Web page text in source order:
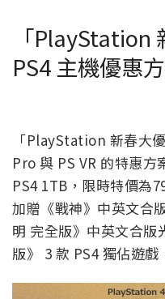
「PlayStation
PS4 主機優惠
「PlayStation 新春大
Pro 與 PS VR 的特惠方
PS4 1TB，限時特價為
加贈《戰神》中英文合
明 完全版》中英文合版
版》 3 款 PS4 獨佔遊戲